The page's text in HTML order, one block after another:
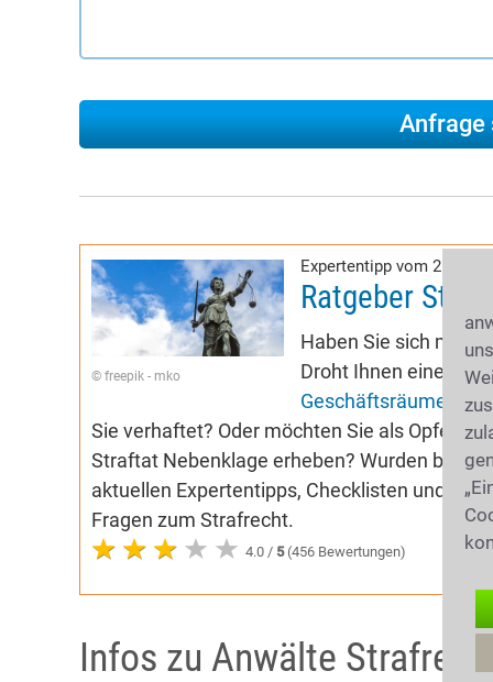
© freepik - mko
Expertentipp vom
Ratgeber
Haben Sie sich
Droht Ihnen eine
Geschäftsräume
?
Sie verhaftet? Oder möchten Sie als Opfer
Straftat Nebenklage erheben? Wurden bei
aktuellen Expertentipps, Checklisten und
Fragen zum Strafrecht.
4.0 / 5(456 Bewertungen)
Infos zu Anwälte